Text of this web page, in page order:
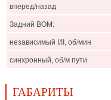
вперед/назад
Задний ВОМ:
независимый I/II, об/мин
синхронный, об/м пути
ГАБАРИТЫ